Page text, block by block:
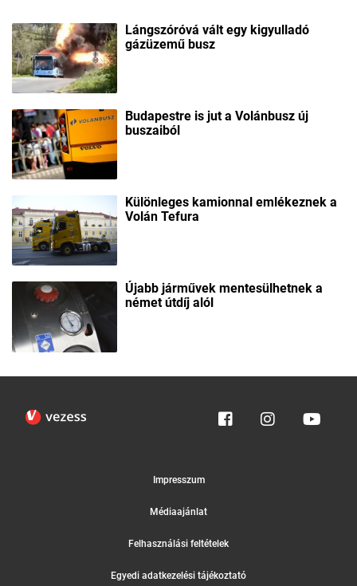
Lángszóróvá vált egy kigyulladó
gázüzemű busz
Budapestre is jut a Volánbusz új
buszaiból
Különleges kamionnal emlékeznek a
Volán Tefura
Újabb járművek mentesülhetnek a
német útdíj alól
Impresszum
Médiaajánlat
Felhasználási feltételek
Egyedi adatkezelési tájékoztató